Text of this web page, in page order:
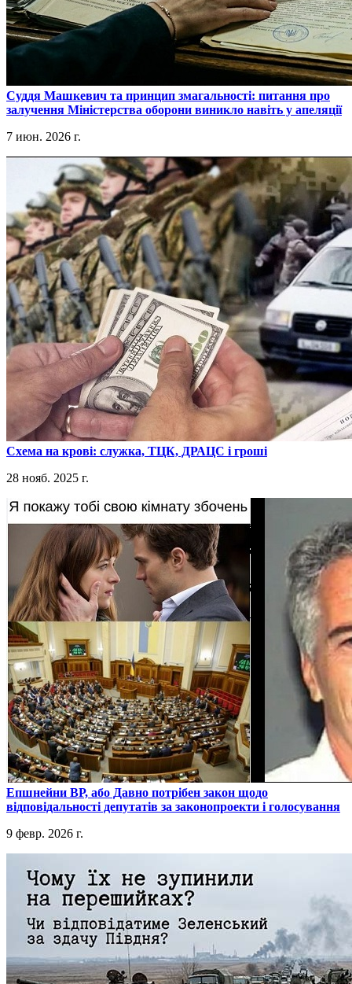
​Суддя Машкевич та принцип змагальності: питання про
залучення Міністерства оборони виникло навіть у апеляції
7 июн. 2026 г.
​Схема на крові: служка, ТЦК, ДРАЦС і гроші
28 нояб. 2025 г.
​Епшнейни ВР, або Давно потрібен закон щодо
відповідальності депутатів за законопроекти і голосування
9 февр. 2026 г.